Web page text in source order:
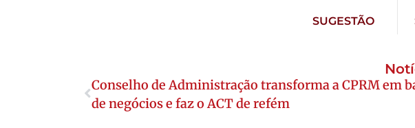
SUGESTÃO
Conselho de Administração transforma a CPRM em
de negócios e faz o ACT de refém